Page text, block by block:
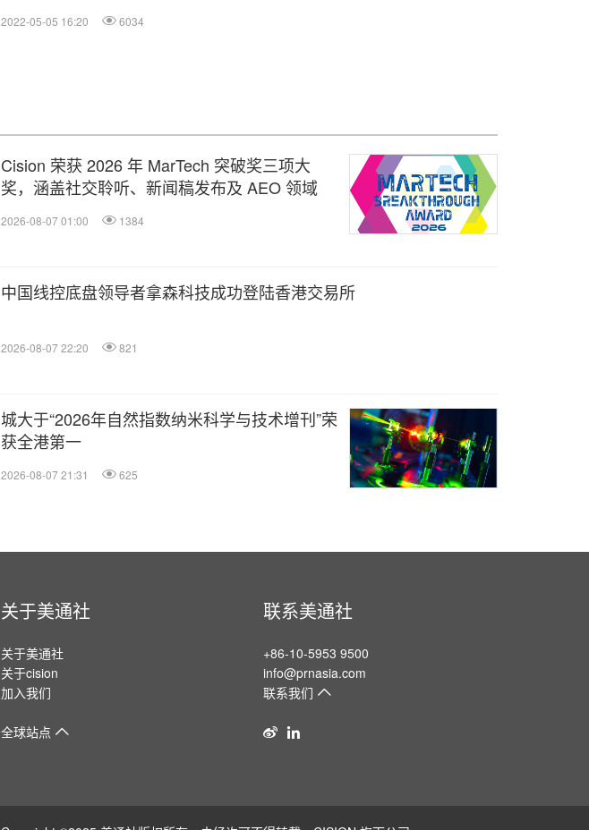
2022-05-05 16:20 6034
Cision 荣获 2026 年 MarTech 突破奖三项大
奖，涵盖社交聆听、新闻稿发布及 AEO 领域
2026-08-07 01:00 1384
中国线控底盘领导者拿森科技成功登陆香港交易所
2026-08-07 22:20 821
城大于“2026年自然指数纳米科学与技术增刊”荣
获全港第一
2026-08-07 21:31 625
关于美通社
关于美通社
关于cision
加入我们
全球站点
联系美通社
+86-10-5953 9500
info@prnasia.com
联系我们